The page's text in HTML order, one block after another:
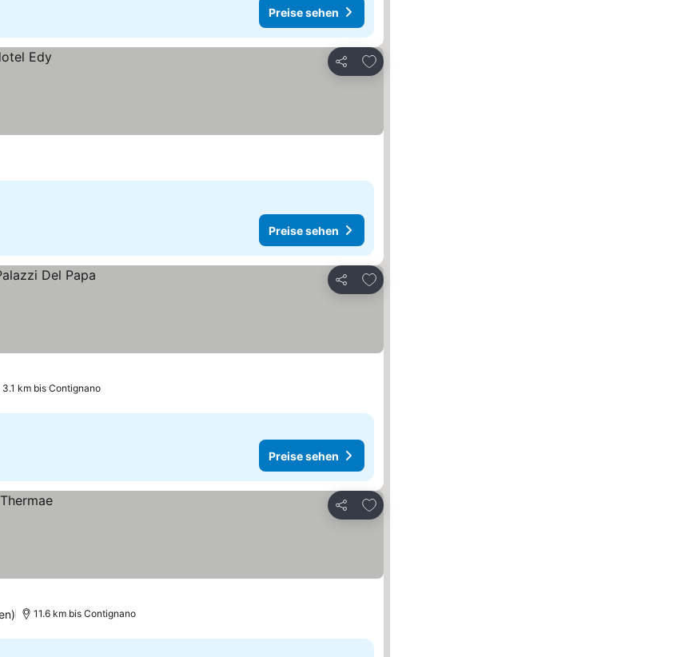
Preise sehen
Teilen
Zu Favoriten hinzufügen
Preise sehen
Teilen
Zu Favoriten hinzufügen
3.1 km bis Contignano
Preise sehen
Teilen
Zu Favoriten hinzufügen
11.6 km bis Contignano